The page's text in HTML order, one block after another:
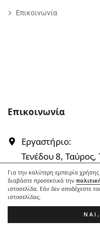
Για την καλύτερη εμπειρία
διαβάστε προσεκτικά την
ιστοσελίδα. Εάν δεν αποδέχεστε
ιστοσελίδας.
Επικοινωνία
Επικοινωνία
Εργαστήριο:
Τενέδου 8, Ταύρος,
Έκθεση:
Πόντου &
+30 210.34.27.906